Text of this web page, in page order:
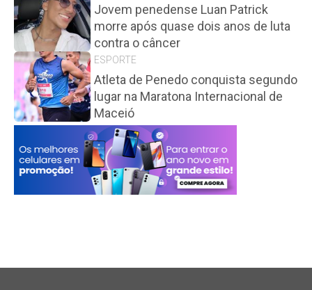
Jovem penedense Luan Patrick
morre após quase dois anos de luta
contra o câncer
ESPORTE
Atleta de Penedo conquista segundo
lugar na Maratona Internacional de
Maceió